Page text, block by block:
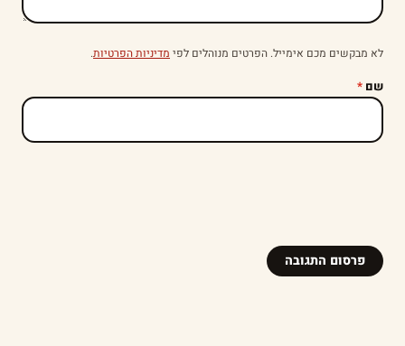
לא מבקשים מכם אימייל. הפרטים מנוהלים לפי מדיניות הפרטיות.
שם *